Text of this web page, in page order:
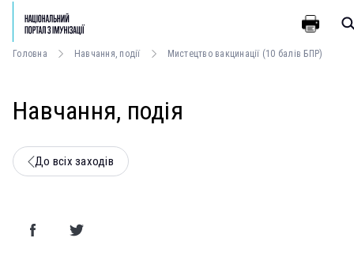
Головна Навчання, події Мистецтво вакцинації (10 балів БПР)
Навчання, подія
До всіх заходів